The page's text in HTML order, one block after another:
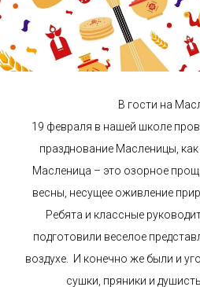
В гости на
19 февраля в нашей школе
празднование Масленицы, как
Масленица – это озорное
весны, несущее оживление
Ребята и классные
подготовили веселое
воздухе. И конечно же были и
сушки, пряники и